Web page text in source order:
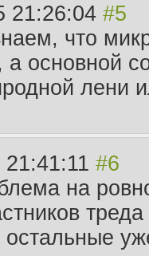
21:26:04
что
а основной
лени
на
остальные